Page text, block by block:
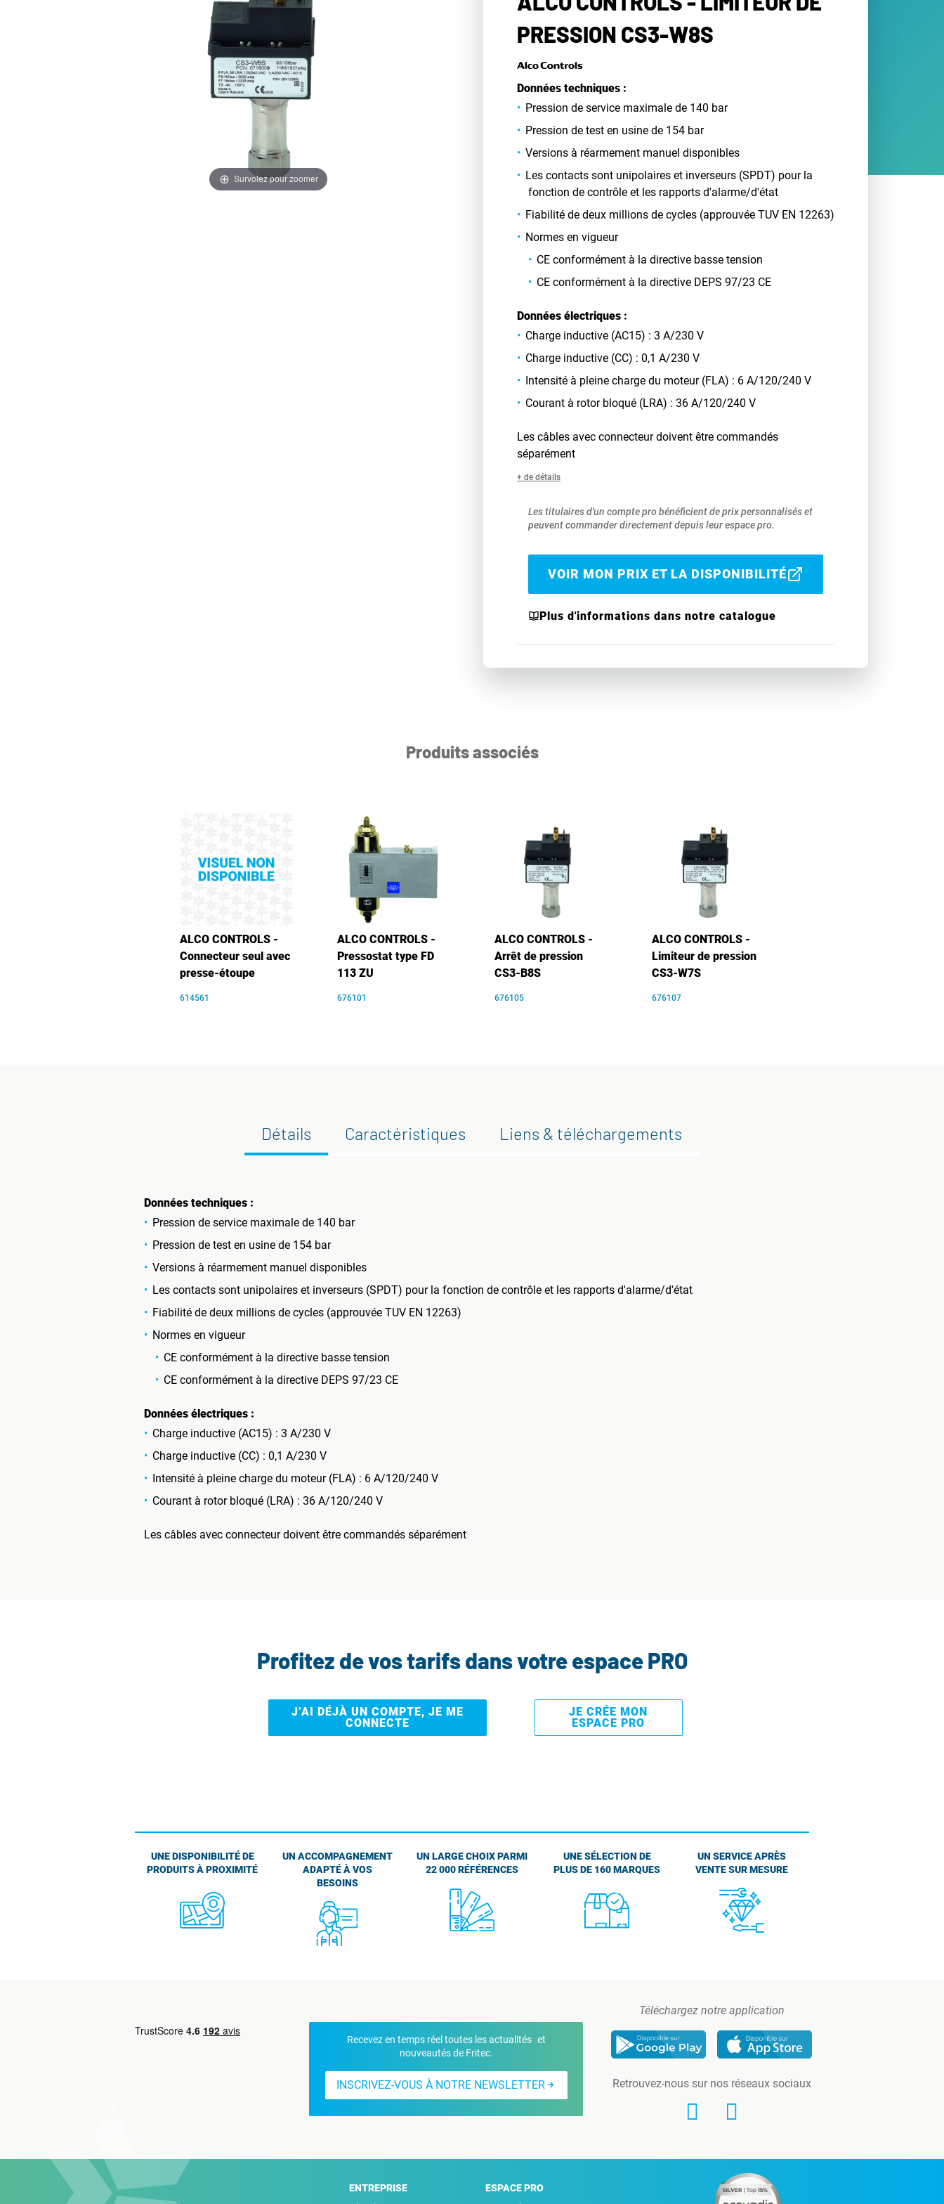
Survolez pour zoomer
PRESSION CS3-W8S
Données techniques :
Pression de service maximale de 140 bar
Pression de test en usine de 154 bar
Versions à réarmement manuel disponibles
Les contacts sont unipolaires et inverseurs (SPDT) pour la
fonction de contrôle et les rapports d'alarme/d'état
Fiabilité de deux millions de cycles (approuvée TUV EN 12263)
Normes en vigueur
CE conformément à la directive basse tension
CE conformément à la directive DEPS 97/23 CE
Données électriques :
Charge inductive (AC15) : 3 A/230 V
Charge inductive (CC) : 0,1 A/230 V
Intensité à pleine charge du moteur (FLA) : 6 A/120/240 V
Courant à rotor bloqué (LRA) : 36 A/120/240 V
Les câbles avec connecteur doivent être commandés
séparément
+ de détails
Les titulaires d'un compte pro bénéficient de prix personnalisés et
peuvent commander directement depuis leur espace pro.
VOIR MON PRIX ET LA DISPONIBILITÉ
Plus d'informations dans notre catalogue
Produits associés
ALCO CONTROLS -
Connecteur seul avec
presse-étoupe
614561
ALCO CONTROLS -
Pressostat type FD
113 ZU
676101
ALCO CONTROLS -
Arrêt de pression
CS3-B8S
676105
ALCO CONTROLS -
Limiteur de pression
CS3-W7S
676107
Détails Caractéristiques Liens & téléchargements
Données techniques :
Pression de service maximale de 140 bar
Pression de test en usine de 154 bar
Versions à réarmement manuel disponibles
Les contacts sont unipolaires et inverseurs (SPDT) pour la fonction de contrôle et les rapports d'alarme/d'état
Fiabilité de deux millions de cycles (approuvée TUV EN 12263)
Normes en vigueur
CE conformément à la directive basse tension
CE conformément à la directive DEPS 97/23 CE
Données électriques :
Charge inductive (AC15) : 3 A/230 V
Charge inductive (CC) : 0,1 A/230 V
Intensité à pleine charge du moteur (FLA) : 6 A/120/240 V
Courant à rotor bloqué (LRA) : 36 A/120/240 V
Les câbles avec connecteur doivent être commandés séparément
Profitez de vos tarifs dans votre espace PRO
J’AI DÉJÀ UN COMPTE, JE ME
CONNECTE
JE CRÉE MON
ESPACE PRO
UNE DISPONIBILITÉ DE
PRODUITS À PROXIMITÉ
UN ACCOMPAGNEMENT
ADAPTÉ À VOS
BESOINS
UN LARGE CHOIX PARMI
22 000 RÉFÉRENCES
UNE SÉLECTION DE
PLUS DE 160 MARQUES
UN SERVICE APRÈS
VENTE SUR MESURE
Recevez en temps réel toutes les actualités et
nouveautés de Fritec.
INSCRIVEZ-VOUS À NOTRE NEWSLETTER
Téléchargez notre application
Retrouvez-nous sur nos réseaux sociaux
ENTREPRISE
ESPACE PRO